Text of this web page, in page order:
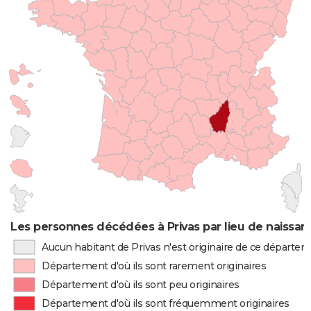
Les personnes décédées à Privas par lieu de
Aucun habitant de Privas n'est originaire de ce
Département d'où ils sont rarement originaires
Département d'où ils sont peu originaires
Département d'où ils sont fréquemment originaires